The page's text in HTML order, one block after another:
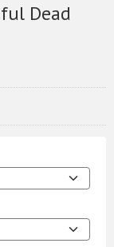
Dead